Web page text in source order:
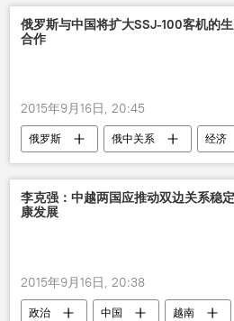
俄罗斯与中国将扩大SSJ-100客机的
合作
2015年9月16日, 20:45
俄罗斯 俄中关系
经济
苏霍伊超级喷气机-100
中国
李克强：中越两国应推动双边关系稳
康发展
2015年9月16日, 20:38
政治 中国 越南